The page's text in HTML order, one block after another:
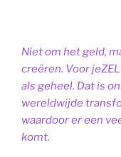
Niet om het geld,
creëren. Voor
als geheel. Dat is
wereldwijde
waardoor er een
komt.